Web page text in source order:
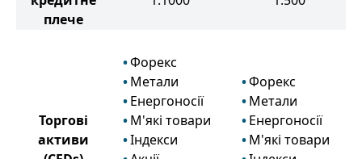
плече
Торгові
активи
Форекс
Метали
Енергоносії
М'які товари
Індекси
Форекс
Метали
Енергоносії
М'які товари